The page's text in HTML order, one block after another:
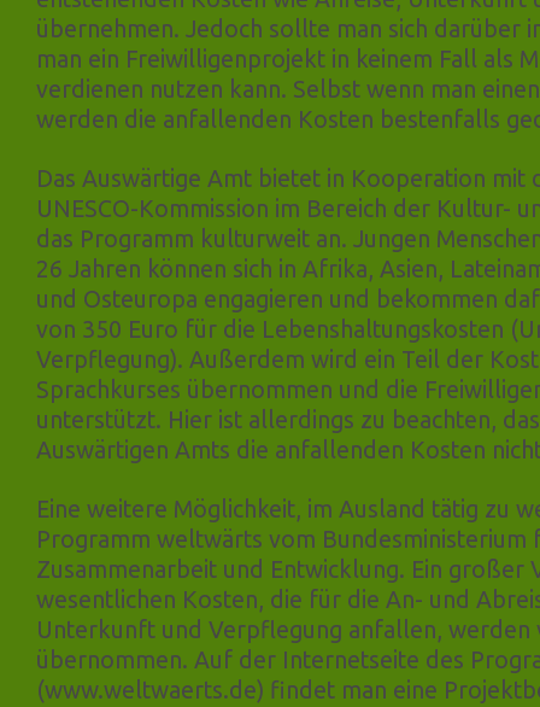
übernehmen. Jedoch sollte man sich darüber
man ein Freiwilligenprojekt in keinem Fall als
verdienen nutzen kann. Selbst wenn man
werden die anfallenden Kosten bestenfalls
Das Auswärtige Amt bietet in Kooperation mit
UNESCO-Kommission im Bereich der Kultur-
das Programm kulturweit an. Jungen
26 Jahren können sich in Afrika, Asien,
und Osteuropa engagieren und bekommen
von 350 Euro für die Lebenshaltungskosten
Verpflegung). Außerdem wird ein Teil der
Sprachkurses übernommen und die
unterstützt. Hier ist allerdings zu beachten,
Auswärtigen Amts die anfallenden Kosten
Eine weitere Möglichkeit, im Ausland tätig zu
Programm weltwärts vom Bundesministerium
Zusammenarbeit und Entwicklung. Ein großer
wesentlichen Kosten, die für die An- und
Unterkunft und Verpflegung anfallen, werden
übernommen. Auf der Internetseite des
(www.weltwaerts.de) findet man eine